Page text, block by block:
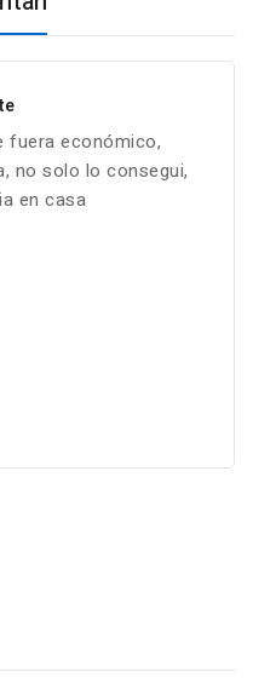
fuera económico,
no solo lo consegui,
en casa